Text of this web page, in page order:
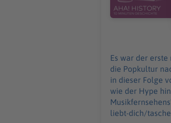
Es war der
die Popkultur
in dieser Folge
wie der Hype hinter den Kulissen erlebt
liebt-dich/taschenbuch/9783548069906 In dieser